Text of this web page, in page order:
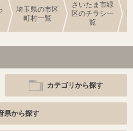
埼玉県の市区
町村一覧
さいたま市緑
区のチラシ一
覧
カテゴリから探す
県から探す